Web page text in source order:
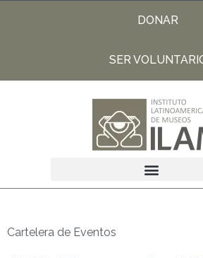
DONAR
SER
Cartelera de Eventos